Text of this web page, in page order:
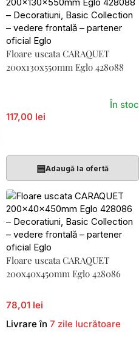
Floare uscata CARAQUET
200x130x550mm Eglo 428088
117,00 lei
În stoc
▤Adaugă la ofertă
Floare uscata CARAQUET
200x40x450mm Eglo 428086
78,01 lei
Livrare în 7 zile lucrătoare